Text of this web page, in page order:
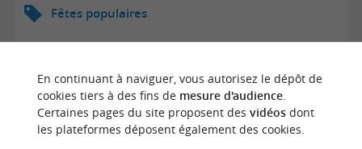
Fêtes populaires
En continuant à naviguer, vous autorisez le dépôt de
cookies tiers à des fins de mesure d'audience.
Certaines pages du site proposent des vidéosdont
les plateformes déposent également des cookies.